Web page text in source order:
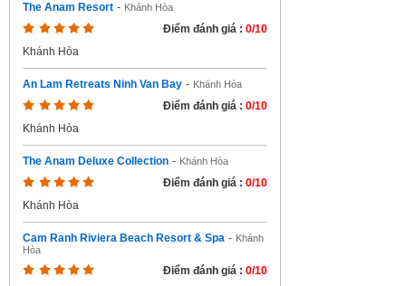
The Anam Resort - Khánh Hòa
Điểm đánh giá : 0/10
Khánh Hòa
An Lam Retreats Ninh Van Bay - Khánh Hòa
Điểm đánh giá : 0/10
Khánh Hòa
The Anam Deluxe Collection - Khánh Hòa
Điểm đánh giá : 0/10
Khánh Hòa
Cam Ranh Riviera Beach Resort & Spa - Khánh
Hòa
Điểm đánh giá : 0/10